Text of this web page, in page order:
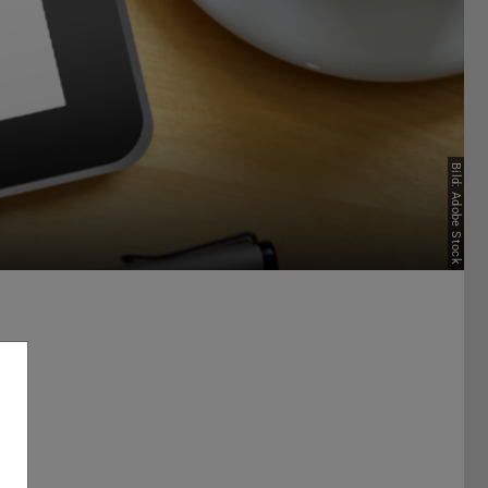
Bild: Adobe Stock